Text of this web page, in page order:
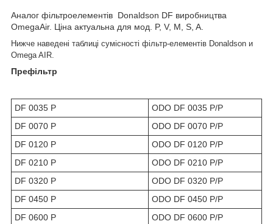
Аналог фільтроелементів Donaldson DF виробництва
OmegaAir. Ціна актуальна для мод. P, V, M, S, A.
Нижче наведені таблиці сумісності фільтр-елементів Donaldson и
Omega AIR.
Префільтр
DF 0035 P
ODO DF 0035 P/P
DF 0070 P
ODO DF 0070 P/P
DF 0120 P
ODO DF 0120 P/P
DF 0210 P
ODO DF 0210 P/P
DF 0320 P
ODO DF 0320 P/P
DF 0450 P
ODO DF 0450 P/P
DF 0600 P
ODO DF 0600 P/P